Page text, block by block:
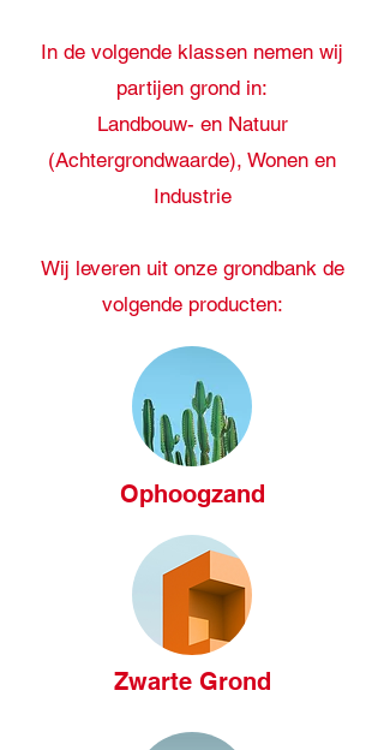
In de volgende klassen nemen wij
partijen grond in:
Landbouw- en Natuur
(Achtergrondwaarde), Wonen en
Industrie
Wij leveren uit onze grondbank de
volgende producten:
Ophoogzand
Zwarte Grond